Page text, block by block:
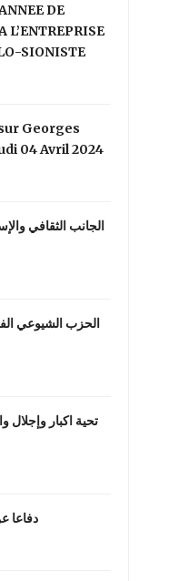
DE
L’ENTREPRISE
SIONISTE
Georges
04 Avril 2024
الجانب الثقافي
الحزب الشيوعي
تحية اكبار وإجلال
دفاعا